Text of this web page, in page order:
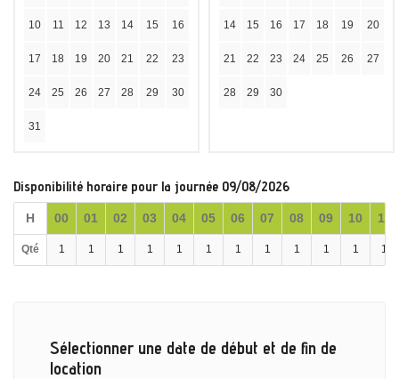
10 11 12 13 14 15 16
17 18 19 20 21 22 23
24 25 26 27 28 29 30
31
14 15 16 17 18 19 20
21 22 23 24 25 26 27
28 29 30
Disponibilité horaire pour la journée 09/08/2026
H 00 01 02 03 04 05 06 07 08 09 10 11
Qté 1 1 1 1 1 1 1 1 1 1 1 1
Sélectionner une date de début et de fin de
location